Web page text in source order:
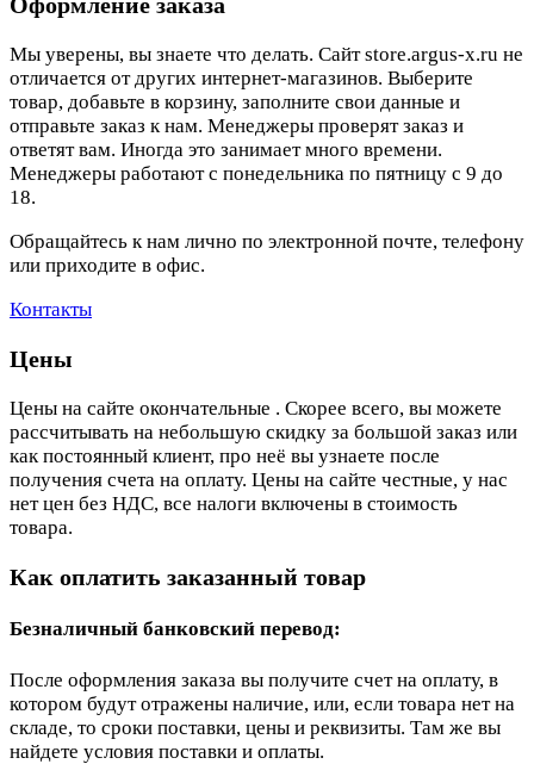
Мы уверены, вы знаете что делать. Сайт store.argus-x.ru не
отличается от других интернет-магазинов. Выберите
товар, добавьте в корзину, заполните свои данные и
отправьте заказ к нам. Менеджеры проверят заказ и
ответят вам. Иногда это занимает много времени.
Менеджеры работают с понедельника по пятницу с 9 до
18.
Обращайтесь к нам лично по электронной почте, телефону
или приходите в офис.
Контакты
Цены
Цены на сайте окончательные . Скорее всего, вы можете
рассчитывать на небольшую скидку за большой заказ или
как постоянный клиент, про неё вы узнаете после
получения счета на оплату. Цены на сайте честные, у нас
нет цен без НДС, все налоги включены в стоимость
товара.
Как оплатить заказанный товар
Безналичный банковский перевод:
После оформления заказа вы получите счет на оплату, в
котором будут отражены наличие, или, если товара нет на
складе, то сроки поставки, цены и реквизиты. Там же вы
найдете условия поставки и оплаты.